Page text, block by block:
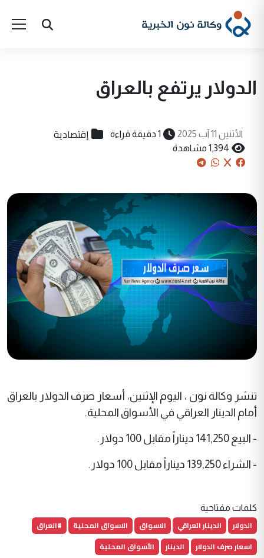
الدولار يرتفع بالعراق
الأثنين 11 آب 2025 1 دقيقة قراءة إقتصادية
1,394 مشاهدة
تنشر وكالة نون ، اليوم الإثنين، أسعار صرف الدولار بالعراق
أمام الدينار العراقي في الأسواق المحلية.
- البيع 141,250 ديناراً مقابل 100 دولار.
- الشراء 139,250 ديناراً مقابل 100 دولار.
كلمات مفتاحية
الدولار الدينار العراقي الاسواق الاسواق المحلية
#العراق
اسعار صرف الدولار
الدينار الأسواق المحلية